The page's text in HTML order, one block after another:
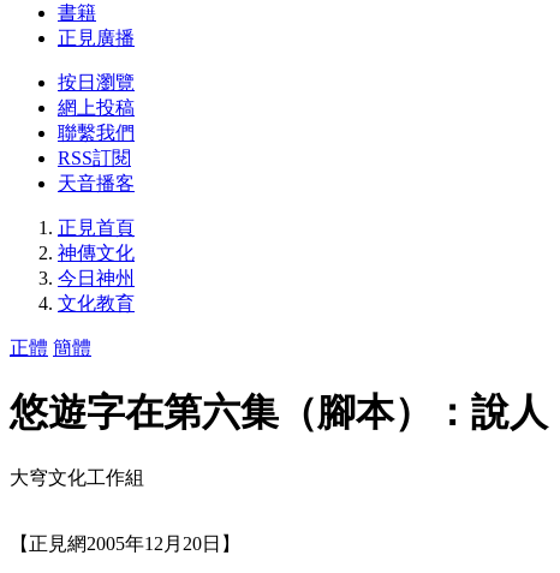
書籍
正見廣播
按日瀏覽
網上投稿
聯繫我們
RSS訂閱
天音播客
正見首頁
神傳文化
今日神州
文化教育
正體 簡體
悠遊字在第六集（腳本）：說人
大穹文化工作組
【正見網2005年12月20日】